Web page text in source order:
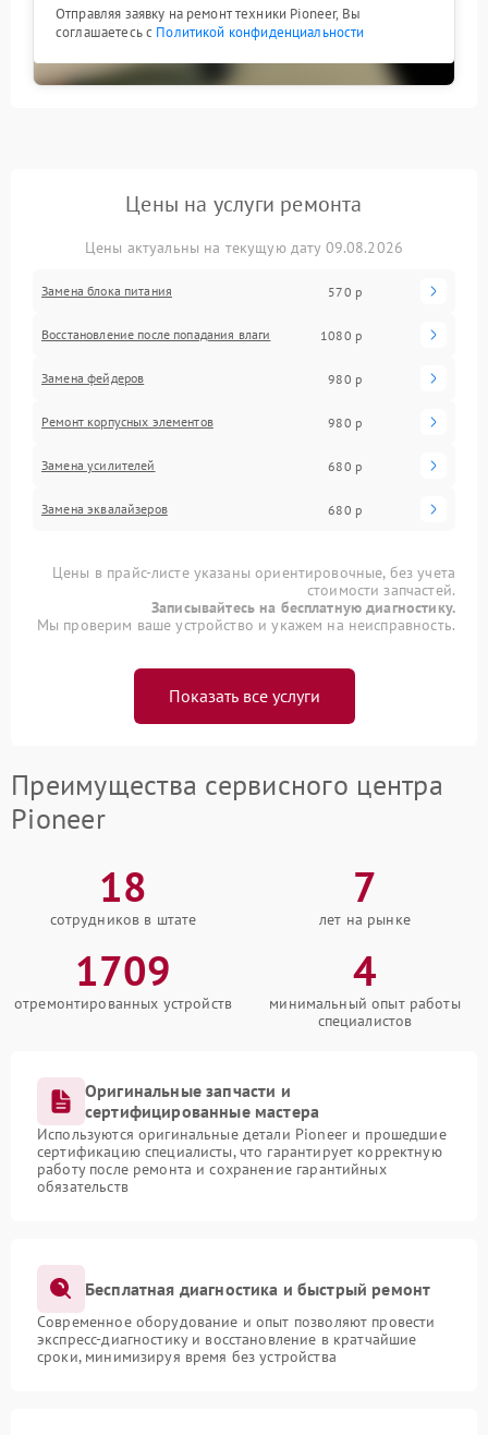
Отправляя заявку на ремонт техники Pioneer, Вы
соглашаетесь с Политикой конфиденциальности
Цены на услуги ремонта
Цены актуальны на текущую дату 09.08.2026
Замена блока питания 570 р
Восстановление после попадания влаги 1080 р
Замена фейдеров 980 р
Ремонт корпусных элементов 980 р
Замена усилителей 680 р
Замена эквалайзеров 680 р
Цены в прайс-листе указаны ориентировочные, без учета
стоимости запчастей.
Записывайтесь на бесплатную диагностику.
Мы проверим ваше устройство и укажем на неисправность.
Показать все услуги
Преимущества сервисного центра
Pioneer
18
сотрудников в штате
7
лет на рынке
1709
отремонтированных устройств
4
минимальный опыт работы
специалистов
Оригинальные запчасти и
сертифицированные мастера
Используются оригинальные детали Pioneer и прошедшие
сертификацию специалисты, что гарантирует корректную
работу после ремонта и сохранение гарантийных
обязательств
Бесплатная диагностика и быстрый ремонт
Современное оборудование и опыт позволяют провести
экспресс-диагностику и восстановление в кратчайшие
сроки, минимизируя время без устройства